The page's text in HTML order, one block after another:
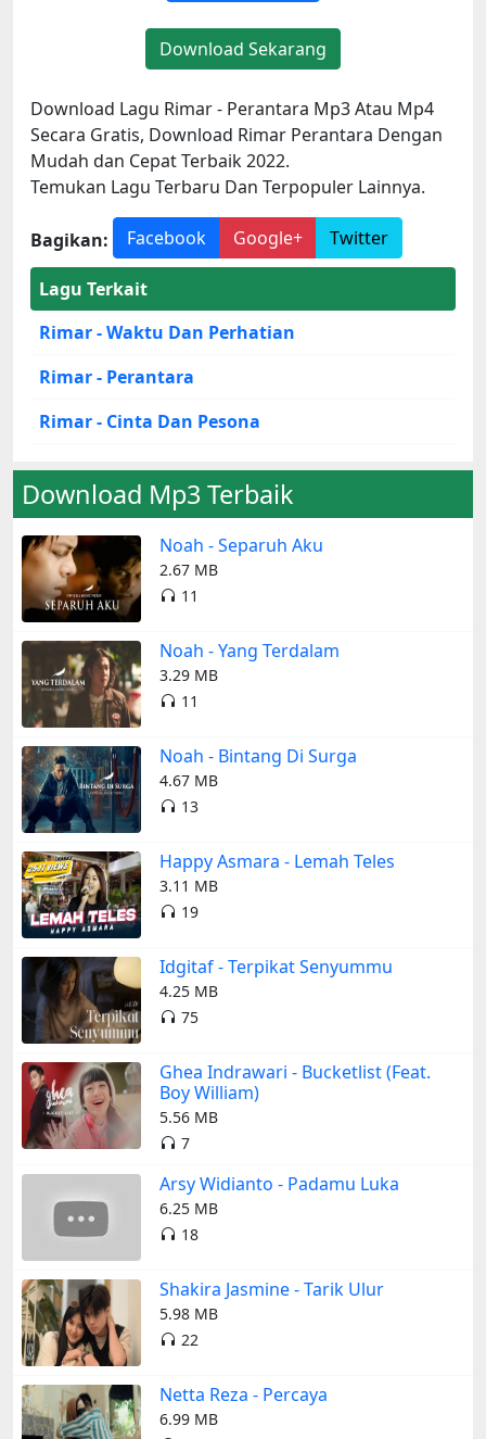
Download Sekarang
Download Lagu Rimar - Perantara Mp3 Atau Mp4
Secara Gratis, Download Rimar Perantara Dengan
Mudah dan Cepat Terbaik 2022.
Temukan Lagu Terbaru Dan Terpopuler Lainnya.
Bagikan: Facebook Google+ Twitter
Lagu Terkait
Rimar - Waktu Dan Perhatian
Rimar - Perantara
Rimar - Cinta Dan Pesona
Download Mp3 Terbaik
Noah - Separuh Aku
2.67 MB
11
Noah - Yang Terdalam
3.29 MB
11
Noah - Bintang Di Surga
4.67 MB
13
Happy Asmara - Lemah Teles
3.11 MB
19
Idgitaf - Terpikat Senyummu
4.25 MB
75
Ghea Indrawari - Bucketlist (Feat.
Boy William)
5.56 MB
7
Arsy Widianto - Padamu Luka
6.25 MB
18
Shakira Jasmine - Tarik Ulur
5.98 MB
22
Netta Reza - Percaya
6.99 MB